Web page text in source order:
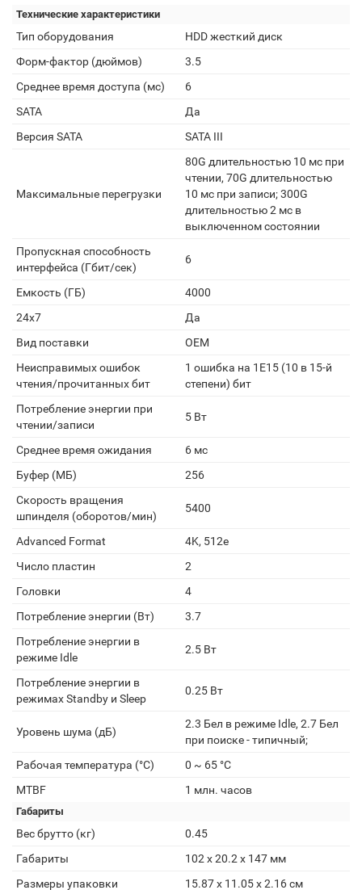
Технические характеристики
Тип оборудования
HDD жесткий диск
Форм-фактор (дюймов)
3.5
Среднее время доступа (мс)
6
SATA
Да
Версия SATA
SATA III
Максимальные перегрузки
80G длительностью 10 мс при
чтении, 70G длительностью
10 мс при записи; 300G
длительностью 2 мс в
выключенном состоянии
Пропускная способность
интерфейса (Гбит/сек)
6
Емкость (ГБ)
4000
24x7
Да
Вид поставки
OEM
Неисправимых ошибок
чтения/прочитанных бит
1 ошибка на 1E15 (10 в 15-й
степени) бит
Потребление энергии при
чтении/записи
5 Вт
Среднее время ожидания
6 мс
Буфер (МБ)
256
Скорость вращения
шпинделя (оборотов/мин)
5400
Advanced Format
4K, 512e
Число пластин
2
Головки
4
Потребление энергии (Вт)
3.7
Потребление энергии в
режиме Idle
2.5 Вт
Потребление энергии в
режимах Standby и Sleep
0.25 Вт
Уровень шума (дБ)
2.3 Бел в режиме Idle, 2.7 Бел
при поиске - типичный;
Рабочая температура (°C)
0 ~ 65 °C
MTBF
1 млн. часов
Габариты
Вес брутто (кг)
0.45
Габариты
102 x 20.2 x 147 мм
Размеры упаковки
15.87 x 11.05 x 2.16 см